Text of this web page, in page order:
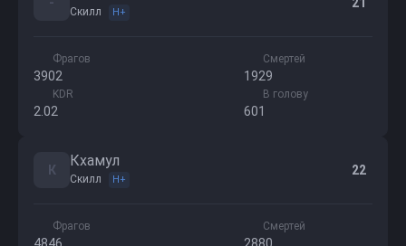
Скилл H+
Фрагов
3902
Смертей
1929
KDR
2.02
В голову
601
К
Кхамул
Скилл H+
22
Фрагов Смертей